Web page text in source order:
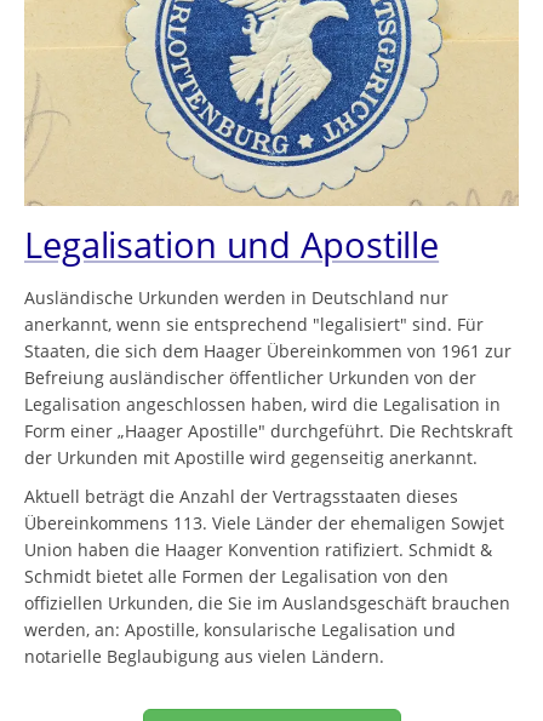
Legalisation und Apostille
Ausländische Urkunden werden in Deutschland nur
anerkannt, wenn sie entsprechend "legalisiert" sind. Für
Staaten, die sich dem Haager Übereinkommen von 1961 zur
Befreiung ausländischer öffentlicher Urkunden von der
Legalisation angeschlossen haben, wird die Legalisation in
Form einer „Haager Apostille" durchgeführt. Die Rechtskraft
der Urkunden mit Apostille wird gegenseitig anerkannt.
Aktuell beträgt die Anzahl der Vertragsstaaten dieses
Übereinkommens 113. Viele Länder der ehemaligen Sowjet
Union haben die Haager Konvention ratifiziert. Schmidt &
Schmidt bietet alle Formen der Legalisation von den
offiziellen Urkunden, die Sie im Auslandsgeschäft brauchen
werden, an: Apostille, konsularische Legalisation und
notarielle Beglaubigung aus vielen Ländern.